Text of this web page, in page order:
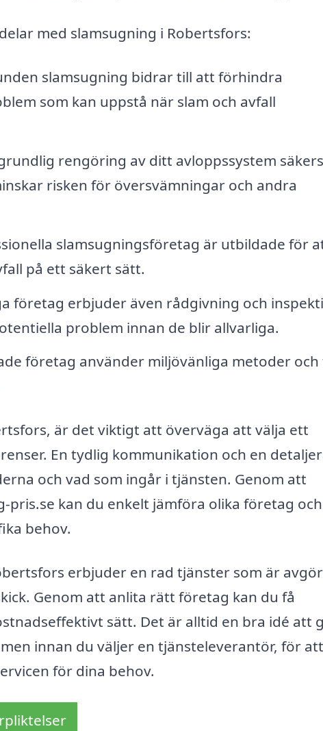
med slamsugning i Robertsfors:
slamsugning bidrar till att förhindra
som kan uppstå när slam och avfall
rengöring av ditt avloppssystem
risken för översvämningar och andra
slamsugningsföretag är utbildade för
på ett säkert sätt.
företag erbjuder även rådgivning och
problem innan de blir allvarliga.
företag använder miljövänliga metoder
är det viktigt att överväga att välja ett
En tydlig kommunikation och en
och vad som ingår i tjänsten. Genom att
kan du enkelt jämföra olika företag och
behov.
erbjuder en rad tjänster som är
Genom att anlita rätt företag kan du få
sätt. Det är alltid en bra idé att
innan du väljer en tjänsteleverantör, för
för dina behov.